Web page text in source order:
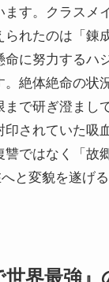
ます。クラス
れたのは「錬
命に努力する
絶体絶命の
で研ぎ澄まし
されていた
ではなく「
と変貌を遂げる
世界最強